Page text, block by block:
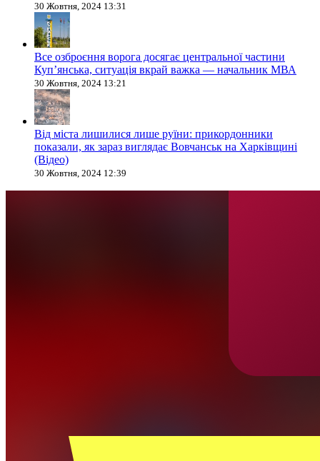
30 Жовтня, 2024 13:31
Все озброєння ворога досягає центральної частини
Куп’янська, ситуація вкрай важка — начальник МВА
30 Жовтня, 2024 13:21
Від міста лишилися лише руїни: прикордонники
показали, як зараз виглядає Вовчанськ на Харківщині
(Відео)
30 Жовтня, 2024 12:39